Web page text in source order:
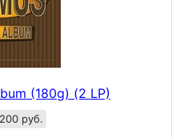
(180g) (2 LP)
руб.